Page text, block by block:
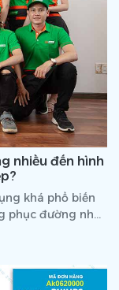
nhiều đến hình
khá phổ biến
phục đường như
hoạt động. Thế
ảnh hưởng nhiều
đúng là thế